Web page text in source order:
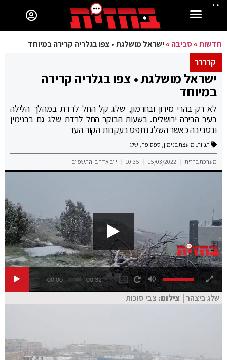
בס"ד
חדשות»סביבה »ישראל מושלגת • צפו בגלריה קרירה במיוחד
קרררר
ישראל מושלגת • צפו בגלריה קרירה
במיוחד
לא רק בהרי מירון ובחרמון, שלג קל החל לרדת במהלך הלילה
בעיר הבירה ירושלים. בשעות הבוקר החל לרדת שלג גם בבנימין
ובסביבה כאשר השלג נתפס בעקבות הקור העז
תגיות: מועצת בנימין, ספסופה, שלג
מערכת בחזית 15/03/2022
10:35 י"ב אדר ב' התשפ"ב
00:00 00:32
שלג ביצהר | צילום: צבי סוכות